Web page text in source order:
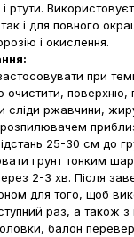
ртути.
і для повного
і окислення.
при
очистити, поверхню,
сліди ржавчини,
розпилювачем
25-30 см до
грунт тонким
2-3 хв. Після
для того, щоб
раз, а також
балон